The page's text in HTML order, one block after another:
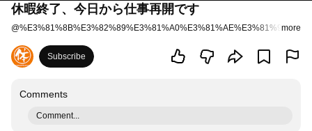
休暇終了、今日から仕事再開です
@ more
Subscribe
Comments
Comment...